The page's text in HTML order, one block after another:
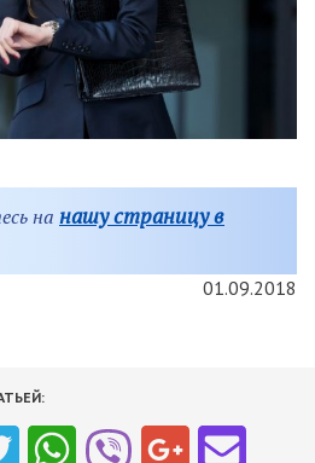
на нашу страницу в
01.09.2018